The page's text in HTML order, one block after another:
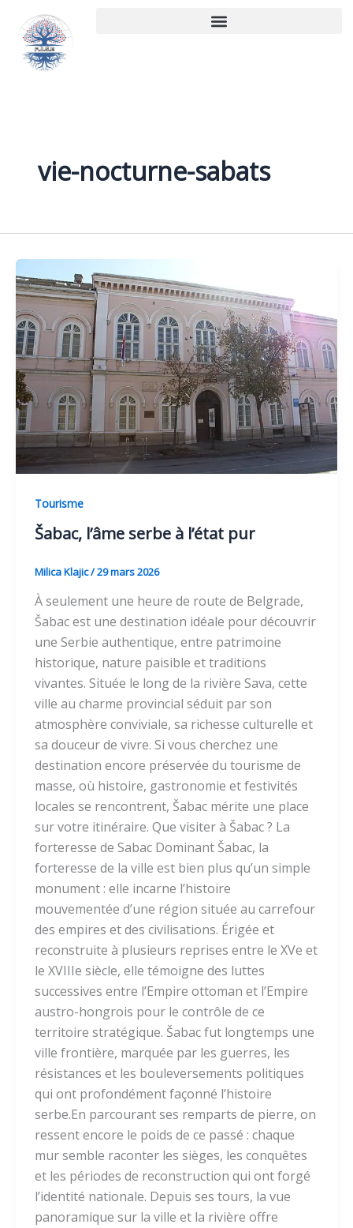
contenu
vie-nocturne-sabats
Tourisme
Šabac, l’âme serbe à l’état pur
Milica Klajic/29 mars 2026
À seulement une heure de route de Belgrade,
Šabac est une destination idéale pour découvrir
une Serbie authentique, entre patrimoine
historique, nature paisible et traditions
vivantes. Située le long de la rivière Sava, cette
ville au charme provincial séduit par son
atmosphère conviviale, sa richesse culturelle et
sa douceur de vivre. Si vous cherchez une
destination encore préservée du tourisme de
masse, où histoire, gastronomie et festivités
locales se rencontrent, Šabac mérite une place
sur votre itinéraire. Que visiter à Šabac ? La
forteresse de Sabac Dominant Šabac, la
forteresse de la ville est bien plus qu’un simple
monument : elle incarne l’histoire
mouvementée d’une région située au carrefour
des empires et des civilisations. Érigée et
reconstruite à plusieurs reprises entre le XVe et
le XVIIIe siècle, elle témoigne des luttes
successives entre l’Empire ottoman et l’Empire
austro-hongrois pour le contrôle de ce
territoire stratégique. Šabac fut longtemps une
ville frontière, marquée par les guerres, les
résistances et les bouleversements politiques
qui ont profondément façonné l’histoire
serbe.En parcourant ses remparts de pierre, on
ressent encore le poids de ce passé : chaque
mur semble raconter les sièges, les conquêtes
et les périodes de reconstruction qui ont forgé
l’identité nationale. Depuis ses tours, la vue
panoramique sur la ville et la rivière offre